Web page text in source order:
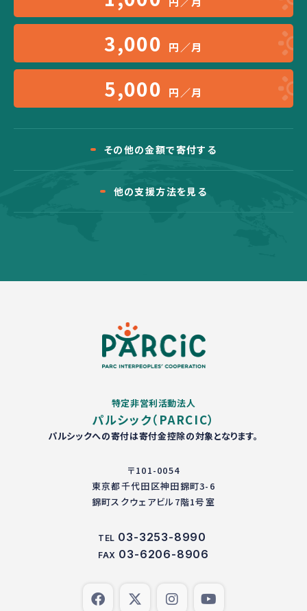
3,000 円／月
5,000 円／月
その他の金額で寄付する
他の支援方法を見る
特定非営利活動法人
パルシック（PARCIC）
パルシックへの寄付は寄付金控除の対象となります。
〒101-0054
東京都千代田区神田錦町3-6
錦町スクウェアビル7階1号室
TEL 03-3253-8990
FAX 03-6206-8906